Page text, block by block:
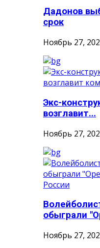
Дадонов
срок
Ноябрь 27,
Экс-
возглавит...
Ноябрь 27,
обыграли
Ноябрь 27,